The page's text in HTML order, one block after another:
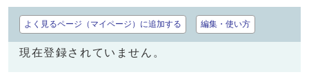
よく見るページ（マイページ）に追加する 編集・使い方
現在登録されていません。